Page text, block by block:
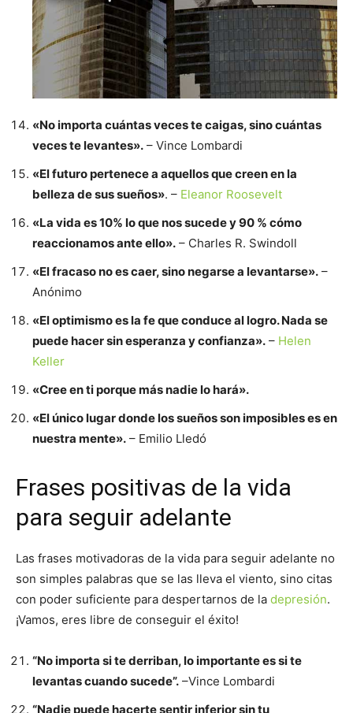
«No importa cuántas veces te caigas, sino cuántas
veces te levantes». – Vince Lombardi
«El futuro pertenece a aquellos que creen en la
belleza de sus sueños». – Eleanor Roosevelt
«La vida es 10% lo que nos sucede y 90 % cómo
reaccionamos ante ello». – Charles R. Swindoll
«El fracaso no es caer, sino negarse a levantarse». –
Anónimo
«El optimismo es la fe que conduce al logro. Nada se
puede hacer sin esperanza y confianza». – Helen
Keller
«Cree en ti porque más nadie lo hará».
«El único lugar donde los sueños son imposibles es en
nuestra mente». – Emilio Lledó
Frases positivas de la vida
para seguir adelante
Las frases motivadoras de la vida para seguir adelante no
son simples palabras que se las lleva el viento, sino citas
con poder suficiente para despertarnos de la depresión.
¡Vamos, eres libre de conseguir el éxito!
“No importa si te derriban, lo importante es si te
levantas cuando sucede”. –Vince Lombardi
“Nadie puede hacerte sentir inferior sin tu